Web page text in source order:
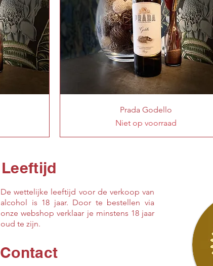
Prada Godello
Niet op voorraad
Leeftijd
De wettelijke leeftijd voor de verkoop van
alcohol is 18 jaar. Door te bestellen via
onze webshop verklaar je minstens 18 jaar
oud te zijn.
Contact